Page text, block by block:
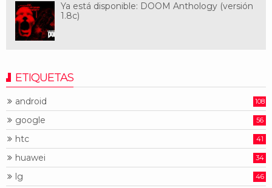
Ya está disponible: DOOM Anthology (versión
1.8c)
ETIQUETAS
android 108
google 56
htc 41
huawei 34
lg 46